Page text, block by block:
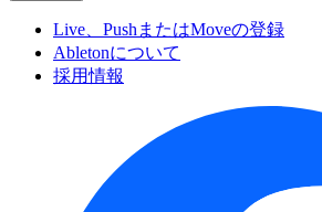
Live、PushまたはMoveの登録
Abletonについて
採用情報